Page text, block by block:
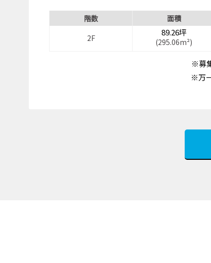
階数 面積
2F
89.26坪
(295.06m²)
※募
※万